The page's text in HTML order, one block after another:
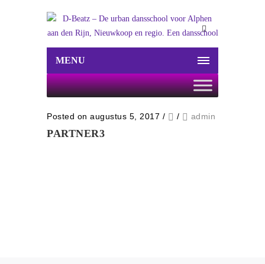
MENU
Posted on augustus 5, 2017 / / admin
PARTNER3